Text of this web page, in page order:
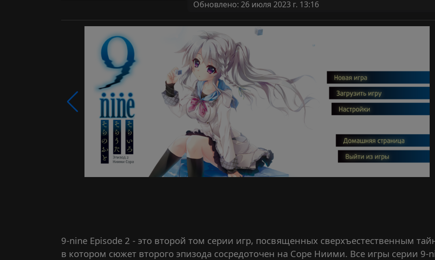
Обновлено: 26 июля 2023 г. 13:16
9-nine Episode 2 - это второй том серии игр, посвященных сверхъестественным
в котором сюжет второго эпизода сосредоточен на Соре Ниими. Все игры серии 9-